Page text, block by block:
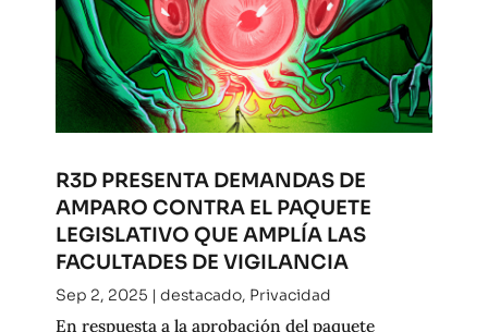
R3D PRESENTA DEMANDAS DE
AMPARO CONTRA EL PAQUETE
LEGISLATIVO QUE AMPLÍA LAS
FACULTADES DE VIGILANCIA
Sep 2, 2025 | destacado, Privacidad
En respuesta a la aprobación del paquete